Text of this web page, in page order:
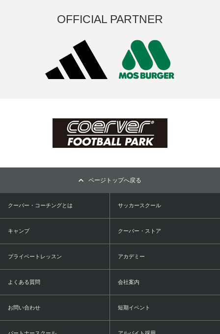
OFFICIAL PARTNER
ページトップへ戻る
クーバー・コーチングとは サッカースクール
キャンプ クーバー・ストア
プライベートレッスン アカデミー
よくある質問 会社案内
お問い合わせ 短期イベント